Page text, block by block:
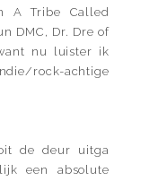
A Tribe Called
DMC, Dr. Dre of
nu luister ik
rock-achtige
de deur uitga
een absolute